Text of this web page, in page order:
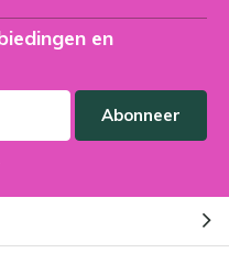
en
Abonneer